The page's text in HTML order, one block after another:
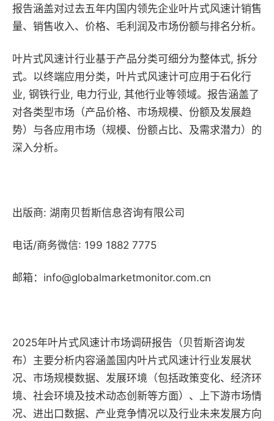
报告涵盖对过去五年内国内领先企业叶片式风速计销售
量、销售收入、价格、毛利润及市场份额与排名分析。
叶片式风速计行业基于产品分类可细分为整体式, 拆分
式。以终端应用分类，叶片式风速计可应用于石化行
业, 钢铁行业, 电力行业, 其他行业等领域。报告涵盖了
对各类型市场（产品价格、市场规模、份额及发展趋
势）与各应用市场（规模、份额占比、及需求潜力）的
深入分析。
出版商: 湖南贝哲斯信息咨询有限公司
电话/商务微信: 199 1882 7775
邮箱：info@globalmarketmonitor.com.cn
2025年叶片式风速计市场调研报告（贝哲斯咨询发
布）主要分析内容涵盖国内叶片式风速计行业发展状
况、市场规模数据、发展环境（包括政策变化、经济环
境、社会环境及技术动态创新等方面）、上下游市场情
况、进出口数据、产业竞争情况以及行业未来发展方向